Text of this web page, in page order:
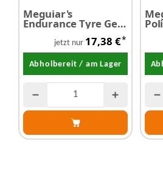
Meguiar's
Endurance Tyre Gel -
Reifenschutzgel 473
jetzt nur 17,38 €*
Abholbereit / am Lager